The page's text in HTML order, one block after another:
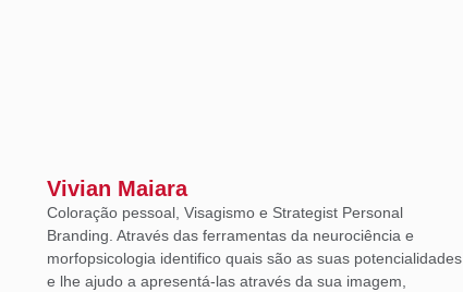
Vivian Maiara
Coloração pessoal, Visagismo e Strategist Personal
Branding. Através das ferramentas da neurociência e
morfopsicologia identifico quais são as suas potencialidades
e lhe ajudo a apresentá-las através da sua imagem,